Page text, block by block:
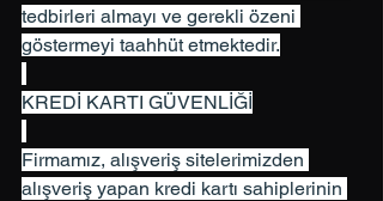
tedbirleri almayı ve gerekli özeni
göstermeyi taahhüt etmektedir.
KREDİ KARTI GÜVENLİĞİ
Firmamız, alışveriş sitelerimizden
alışveriş yapan kredi kartı sahiplerinin